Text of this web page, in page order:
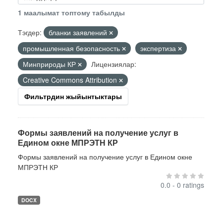
1 маалымат топтому табылды
Тэгдер:
бланки заявлений
промышленная безопасность
экспертиза
Минприроды КР
Лицензиялар:
Creative Commons Attribution
Фильтрдин жыйынтыктары
Формы заявлений на получение услуг в
Едином окне МПРЭТН КР
Формы заявлений на получение услуг в Едином окне
МПРЭТН КР
0.0 - 0 ratings
DOCX